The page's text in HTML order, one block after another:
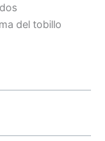
del tobillo